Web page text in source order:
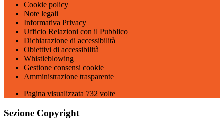
Cookie policy
Note legali
Informativa Privacy
Ufficio Relazioni con il Pubblico
Dichiarazione di accessibilità
Obiettivi di accessibilità
Whistleblowing
Gestione consensi cookie
Amministrazione trasparente
Pagina visualizzata 732 volte
Sezione Copyright